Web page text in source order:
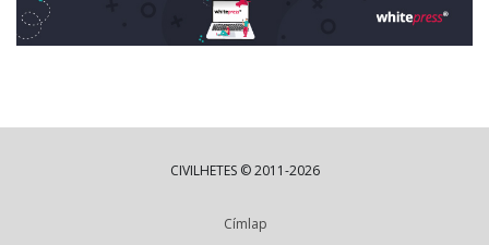
CIVILHETES © 2011-2026
Címlap